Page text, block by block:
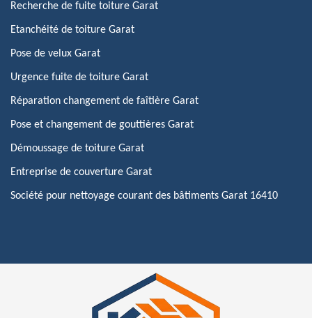
Recherche de fuite toiture Garat
Etanchéité de toiture Garat
Pose de velux Garat
Urgence fuite de toiture Garat
Réparation changement de faîtière Garat
Pose et changement de gouttières Garat
Démoussage de toiture Garat
Entreprise de couverture Garat
Société pour nettoyage courant des bâtiments Garat 16410